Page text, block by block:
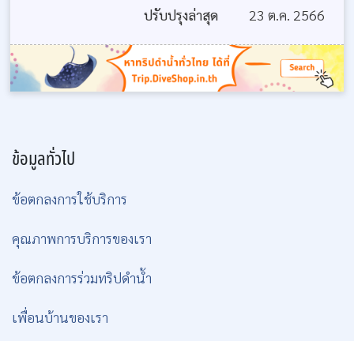
ปรับปรุงล่าสุด
23 ต.ค. 2566
ข้อมูลทั่วไป
ข้อตกลงการใช้บริการ
คุณภาพการบริการของเรา
ข้อตกลงการร่วมทริปดำน้ำ
เพื่อนบ้านของเรา